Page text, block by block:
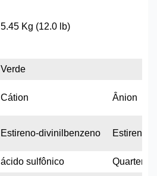
5.45 Kg (12.0 lb)
Verde
Cátion Ânion
Estireno-divinilbenzeno Estireno-
ácido sulfônico